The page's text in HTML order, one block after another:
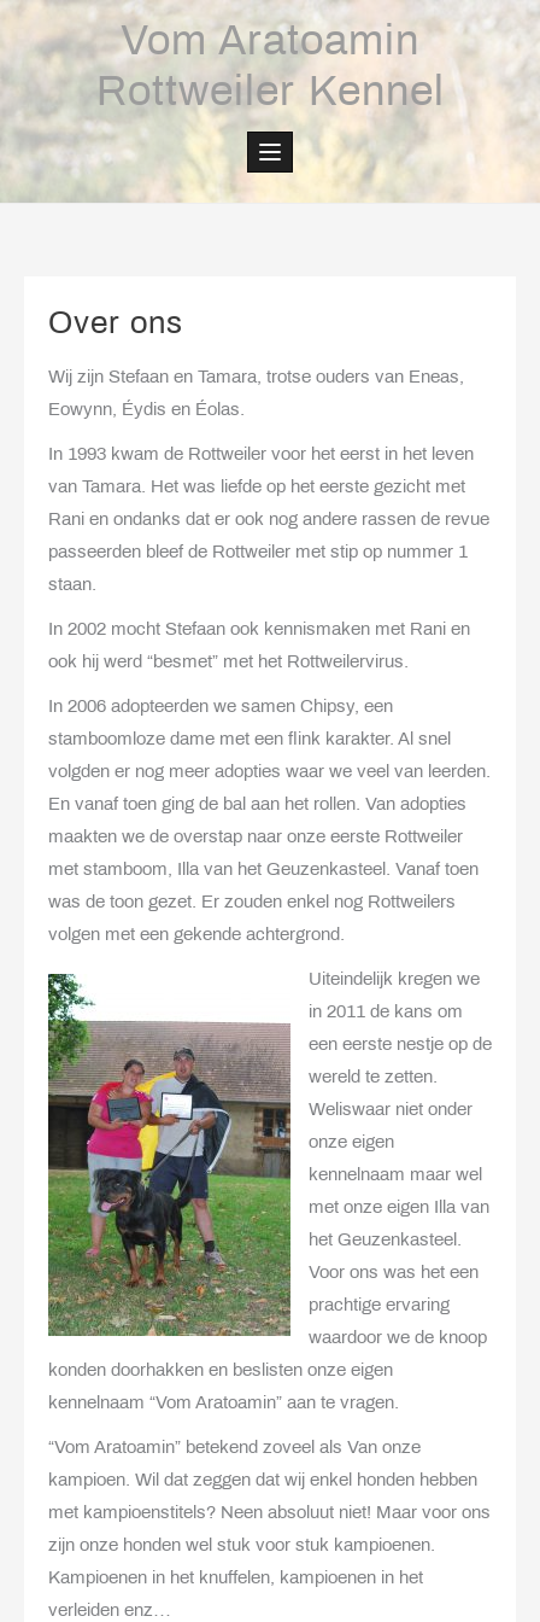
Vom Aratoamin
Rottweiler Kennel
Over ons
Wij zijn Stefaan en Tamara, trotse ouders van Eneas,
Eowynn, Éydis en Éolas.
In 1993 kwam de Rottweiler voor het eerst in het leven
van Tamara. Het was liefde op het eerste gezicht met
Rani en ondanks dat er ook nog andere rassen de revue
passeerden bleef de Rottweiler met stip op nummer 1
staan.
In 2002 mocht Stefaan ook kennismaken met Rani en
ook hij werd “besmet” met het Rottweilervirus.
In 2006 adopteerden we samen Chipsy, een
stamboomloze dame met een flink karakter. Al snel
volgden er nog meer adopties waar we veel van leerden.
En vanaf toen ging de bal aan het rollen. Van adopties
maakten we de overstap naar onze eerste Rottweiler
met stamboom, Illa van het Geuzenkasteel. Vanaf toen
was de toon gezet. Er zouden enkel nog Rottweilers
volgen met een gekende achtergrond.
Uiteindelijk kregen we
in 2011 de kans om
een eerste nestje op de
wereld te zetten.
Weliswaar niet onder
onze eigen
kennelnaam maar wel
met onze eigen Illa van
het Geuzenkasteel.
Voor ons was het een
prachtige ervaring
waardoor we de knoop
konden doorhakken en beslisten onze eigen
kennelnaam “Vom Aratoamin” aan te vragen.
“Vom Aratoamin” betekend zoveel als Van onze
kampioen. Wil dat zeggen dat wij enkel honden hebben
met kampioenstitels? Neen absoluut niet! Maar voor ons
zijn onze honden wel stuk voor stuk kampioenen.
Kampioenen in het knuffelen, kampioenen in het
verleiden enz…